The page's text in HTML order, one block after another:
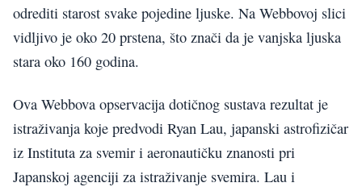
odrediti starost svake pojedine ljuske. Na Webbovoj slici
vidljivo je oko 20 prstena, što znači da je vanjska ljuska
stara oko 160 godina.
Ova Webbova opservacija dotičnog sustava rezultat je
istraživanja koje predvodi Ryan Lau, japanski astrofizičar
iz Instituta za svemir i aeronautičku znanosti pri
Japanskoj agenciji za istraživanje svemira. Lau i